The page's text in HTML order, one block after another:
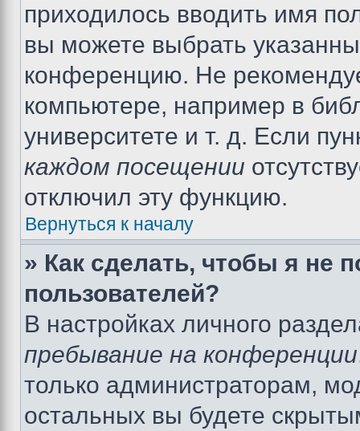
приходилось вводить имя
вы можете выбрать
конференцию. Не
компьютере, например в
университете и т. д. Если
каждом посещении
отключил эту функцию.
Вернуться к началу
» Как сделать, чтобы я не
пользователей?
В настройках личного
пребывание на конференции
только администраторам,
остальных вы будете